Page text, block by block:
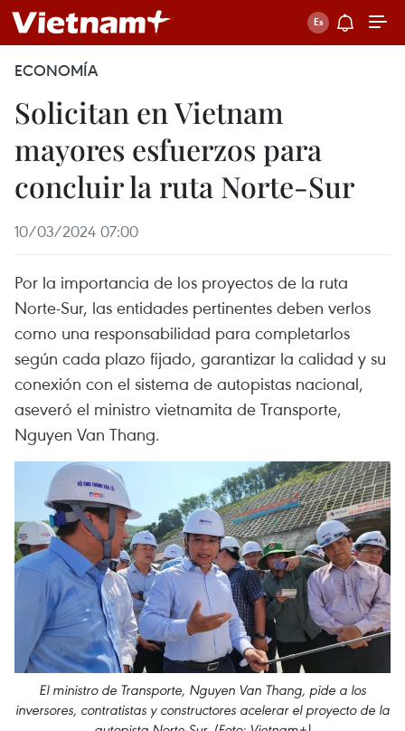
ECONOMÍA
Solicitan en Vietnam
mayores esfuerzos para
concluir la ruta Norte-Sur
10/03/2024 07:00
Por la importancia de los proyectos de la ruta
Norte-Sur, las entidades pertinentes deben verlos
como una responsabilidad para completarlos
según cada plazo fijado, garantizar la calidad y su
conexión con el sistema de autopistas nacional,
aseveró el ministro vietnamita de Transporte,
Nguyen Van Thang.
El ministro de Transporte, Nguyen Van Thang, pide a los
inversores, contratistas y constructores acelerar el proyecto de la